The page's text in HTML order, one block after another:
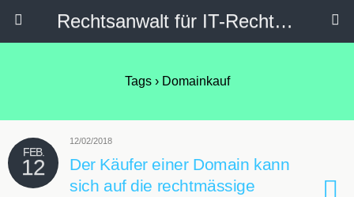
Rechtsanwalt für IT-Recht, Internetrecht, Datenschutz & Social Media
Tags › Domainkauf
FEB.
12
12/02/2018
Der Käufer einer Domain kann
sich auf die rechtmässige